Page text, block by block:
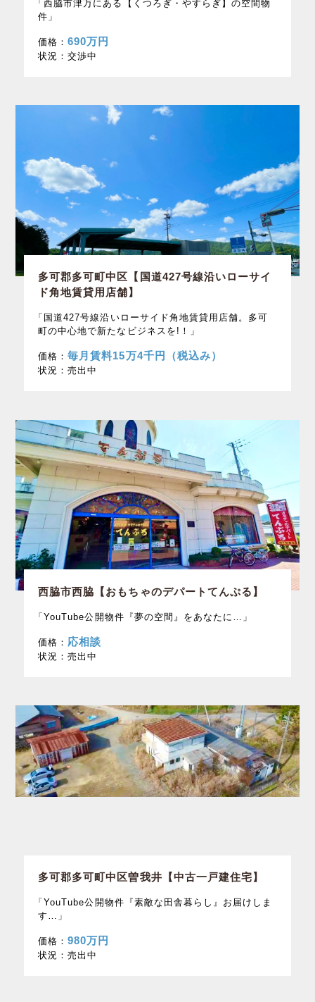
「西脇市津万にある【くつろぎ・やすらぎ】の空間物
件」
価格：690万円
状況：交渉中
多可郡多可町中区【国道427号線沿いローサイ
ド角地賃貸用店舗】
「国道427号線沿いローサイド角地賃貸用店舗。多可
町の中心地で新たなビジネスを!！」
価格：毎月賃料15万4千円（税込み）
状況：売出中
西脇市西脇【おもちゃのデパートてんぷる】
「YouTube公開物件『夢の空間』をあなたに…」
価格： 応相談
状況：売出中
多可郡多可町中区曽我井【中古一戸建住宅】
「YouTube公開物件『素敵な田舎暮らし』お届けしま
す…」
価格：980万円
状況：売出中